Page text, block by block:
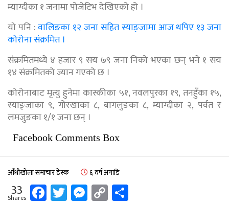
म्याग्दीका १ जनामा पोजेटिभ देखिएको हो ।
याे पनि :वालिङका १२ जना सहित स्याङ्जामा आज थपिए १३ जना
कोरोना संक्रमित ।
संक्रमितमध्ये ४ हजार ९ सय ७९ जना निको भएका छन् भने १ सय
१४ संक्रमितको ज्यान गएको छ ।
कोरोनाबाट मृत्यु हुनेमा कास्कीका ५१, नवलपुरका १९, तनहुँका १५,
स्याङ्जाका ९, गोरखाका ८, बागलुङका ८, म्याग्दीका २, पर्वत र
लमजुङका १/१ जना छन् ।
Facebook Comments Box
आँधीखोला समाचार डेस्क ६ वर्ष अगाडि
33
Shares Facebook
Twitter
Messenger
Copy